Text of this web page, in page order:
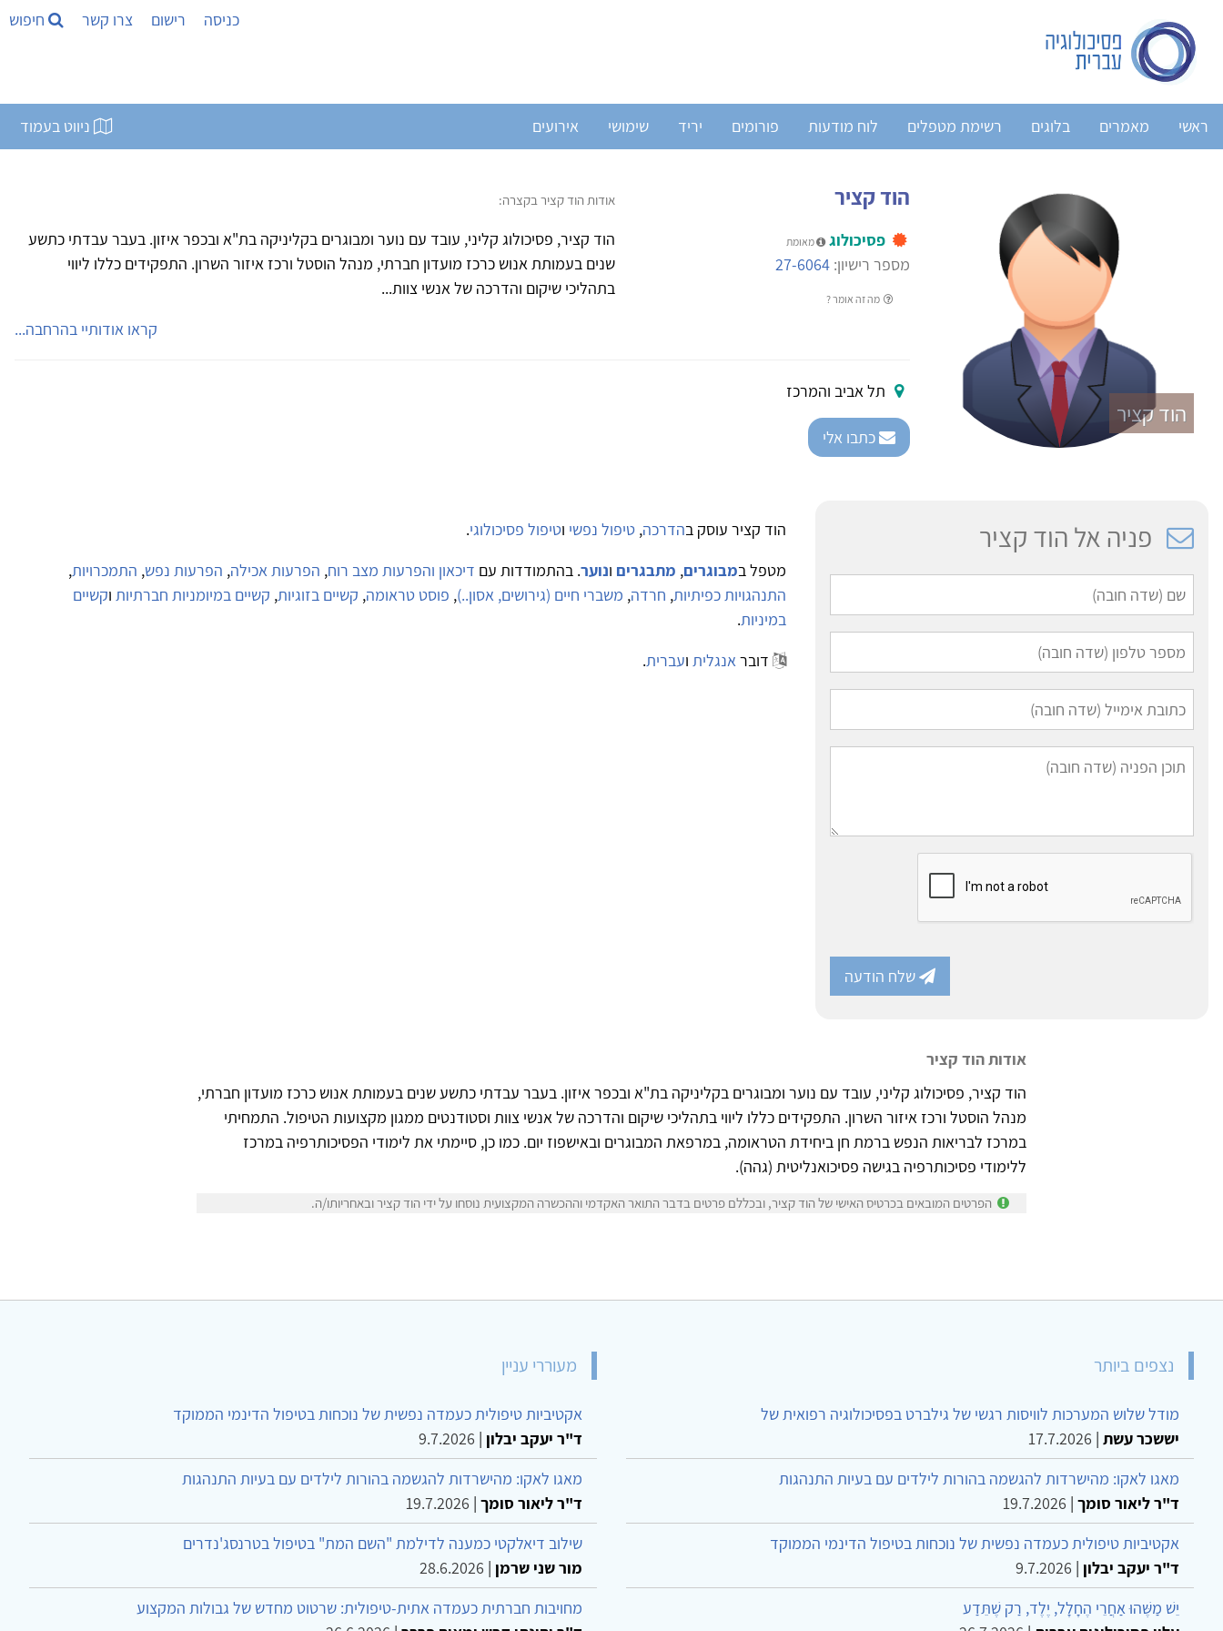
כניסה רישום צרו קשר חיפוש
ראשי מאמרים בלוגים רשימת מטפלים לוח מודעות פורומים יריד שימושי אירועים ניווט בעמוד
הוד קציר
הוד קציר
פסיכולוג מאומת
מספר רישיון: 27-6064
מה זה אומר ?
אודות הוד קציר בקצרה:
הוד קציר, פסיכולוג קליני, עובד עם נוער ומבוגרים בקליניקה בת"א ובכפר איזון. בעבר עבדתי כתשע
שנים בעמותת אנוש כרכז מועדון חברתי, מנהל הוסטל ורכז איזור השרון. התפקידים כללו ליווי
בתהליכי שיקום והדרכה של אנשי צוות...
קראו אודותיי בהרחבה...
תל אביב והמרכז
כתבו אלי
פניה אל הוד קציר
שלח הודעה
הוד קציר עוסק בהדרכה, טיפול נפשי וטיפול פסיכולוגי.
מטפל במבוגרים, מתבגרים ונוער. בהתמודדות עם דיכאון והפרעות מצב רוח, הפרעות אכילה, הפרעות נפש, התמכרויות,
התנהגויות כפיתיות, חרדה, משברי חיים (גירושים, אסון..), פוסט טראומה, קשיים בזוגיות, קשיים במיומניות חברתיות וקשיים
במיניות.
דובראנגלית ועברית.
אודות הוד קציר
הוד קציר, פסיכולוג קליני, עובד עם נוער ומבוגרים בקליניקה בת"א ובכפר איזון. בעבר עבדתי כתשע שנים בעמותת אנוש כרכז מועדון חברתי,
מנהל הוסטל ורכז איזור השרון. התפקידים כללו ליווי בתהליכי שיקום והדרכה של אנשי צוות וסטודנטים ממגון מקצועות הטיפול. התמחיתי
במרכז לבריאות הנפש ברמת חן ביחידת הטראומה, במרפאת המבוגרים ובאישפוז יום. כמו כן, סיימתי את לימודי הפסיכותרפיה במרכז
ללימודי פסיכותרפיה בגישה פסיכואנליטית (גהה).
הפרטים המובאים בכרטיס האישי של הוד קציר, ובכללם פרטים בדבר התואר האקדמי וההכשרה המקצועית נוסחו על ידי הוד קציר ובאחריותו/ה.
נצפים ביותר
מודל שלוש המערכות לוויסות רגשי של גילברט בפסיכולוגיה רפואית של
יששכר עשת |
17.7.2026
מאגו לאקו: מהישרדות להגשמה בהורות לילדים עם בעיות התנהגות
ד"ר ליאור סומך |
19.7.2026
אקטיביות טיפולית כעמדה נפשית של נוכחות בטיפול הדינמי הממוקד
ד"ר יעקב יבלון |
9.7.2026
יֵשׁ מַשֶּׁהוּ אַחֲרֵי הֶחָלָל, יֶלֶד, רַק שֶׁתֵּדַע
מעוררי עניין
אקטיביות טיפולית כעמדה נפשית של נוכחות בטיפול הדינמי הממוקד
ד"ר יעקב יבלון |
9.7.2026
מאגו לאקו: מהישרדות להגשמה בהורות לילדים עם בעיות התנהגות
ד"ר ליאור סומך |
19.7.2026
שילוב דיאלקטי כמענה לדילמת "השם המת" בטיפול בטרנסג'נדרים
מור שני שרמן |
28.6.2026
מחויבות חברתית כעמדה אתית-טיפולית: שרטוט מחדש של גבולות המקצוע